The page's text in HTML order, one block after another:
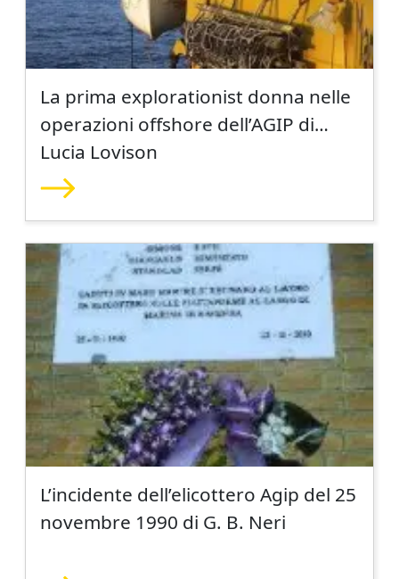
La prima explorationist donna nelle
operazioni offshore dell’AGIP di
Lucia Lovison
L’incidente dell’elicottero Agip del 25
novembre 1990 di G. B. Neri